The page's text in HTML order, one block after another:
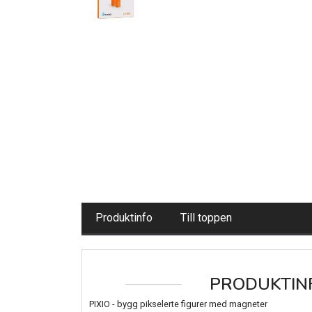
Produktinfo Till toppen
PIXIO - bygg pikselerte figurer med magneter